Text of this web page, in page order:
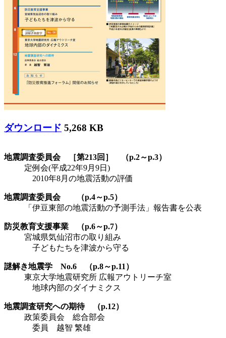
ダウンロード 5,268 KB
地震調査委員会 ［第213回］ （p.2～p.3）
定例会(平成22年9月9日)
2010年8月の地震活動の評価
地震調査委員会 （p.4～p.5）
「伊豆東部の地震活動の予測手法」報告書を公表
防災教育支援事業 （p.6～p.7）
宮城県気仙沼市の取り組み
子どもたちを津波から守る
謎解き地震学 No.6 （p.8～p.11）
東京大学地震研究所 広報アウトリーチ室
地球内部のダイナミクス
地震調査研究への期待 （p.12）
政策委員会 総合部会
委員 越智 繁雄